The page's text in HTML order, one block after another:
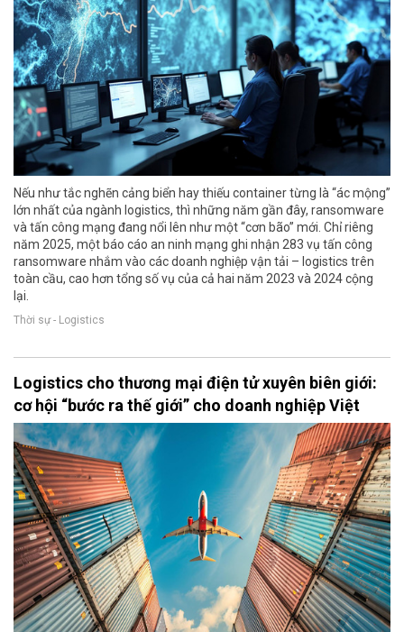
Nếu như tắc nghẽn cảng biển hay thiếu container từng là “ác mộng”
lớn nhất của ngành logistics, thì những năm gần đây, ransomware
và tấn công mạng đang nổi lên như một “cơn bão” mới. Chỉ riêng
năm 2025, một báo cáo an ninh mạng ghi nhận 283 vụ tấn công
ransomware nhắm vào các doanh nghiệp vận tải – logistics trên
toàn cầu, cao hơn tổng số vụ của cả hai năm 2023 và 2024 cộng
lại.
Thời sự - Logistics
Logistics cho thương mại điện tử xuyên biên giới:
cơ hội “bước ra thế giới” cho doanh nghiệp Việt